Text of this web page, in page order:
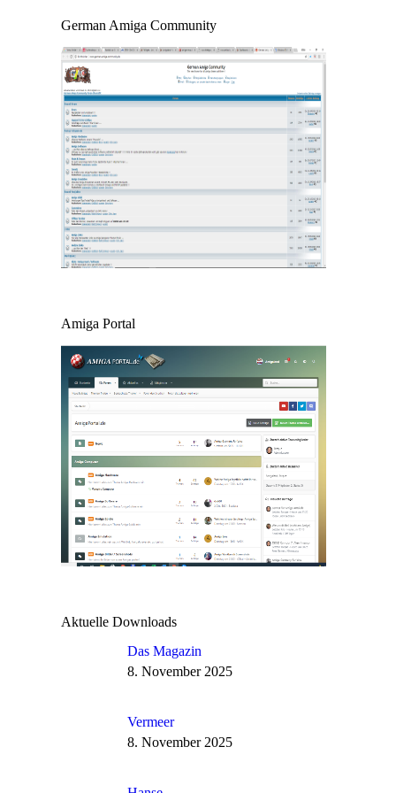
German Amiga Community
Amiga Portal
Aktuelle Downloads
Das Magazin
8. November 2025
Vermeer
8. November 2025